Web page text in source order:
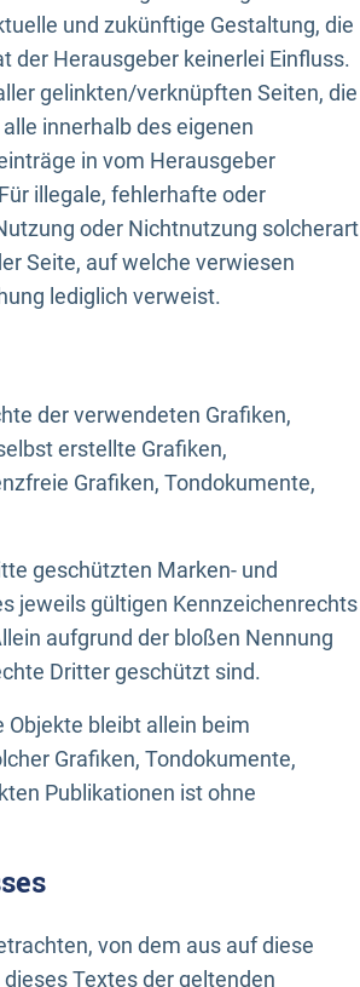
und zukünftige Gestaltung, die
der Herausgeber keinerlei Einfluss.
gelinkten/verknüpften Seiten, die
innerhalb des eigenen
in vom Herausgeber
illegale, fehlerhafte oder
oder Nichtnutzung solcherart
Seite, auf welche verwiesen
lediglich verweist.
der verwendeten Grafiken,
erstellte Grafiken,
Grafiken, Tondokumente,
geschützten Marken- und
jeweils gültigen Kennzeichenrechts
aufgrund der bloßen Nennung
Dritter geschützt sind.
bleibt allein beim
Grafiken, Tondokumente,
Publikationen ist ohne
von dem aus auf diese
Textes der geltenden